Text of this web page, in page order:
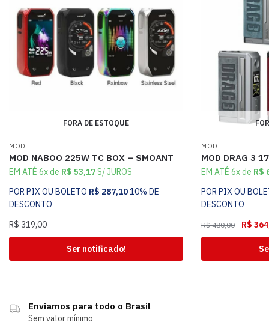
FORA DE ESTOQUE
MOD
MOD NABOO 225W TC BOX – SMOANT
EM ATÉ 6x de R$ 53,17S/ JUROS
POR PIX OU BOLETO R$ 287,1010% DE
DESCONTO
R$ 319,00
Ser notificado!
MOD
MOD DRAG 3
EM ATÉ 6x de R$
POR PIX OU
DESCONTO
R$480,00 R$
Enviamos para todo o Brasil
Sem valor mínimo